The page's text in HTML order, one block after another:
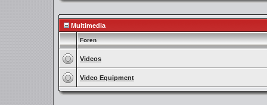
Multimedia
Foren
Videos
Video Equipment